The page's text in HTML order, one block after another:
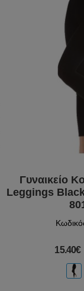
Γυναικείο
Leggings
15.40€